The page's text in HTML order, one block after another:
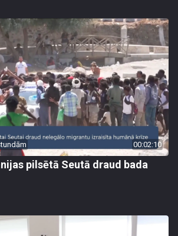
00:02:10
pilsētā Seutā draud bada